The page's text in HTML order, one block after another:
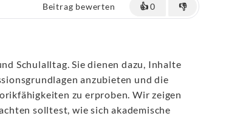
Beitrag bewerten 👍0 👎
Schulalltag. Sie dienen dazu, Inhalte
anzubieten und die
zu erproben. Wir zeigen
solltest, wie sich akademische